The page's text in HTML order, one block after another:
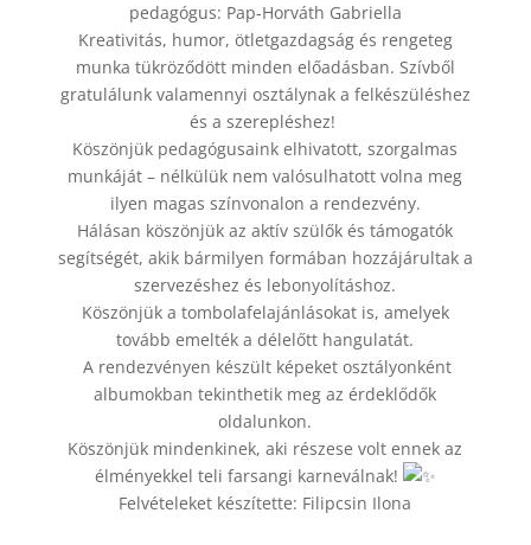
pedagógus: Pap-Horváth Gabriella
Kreativitás, humor, ötletgazdagság és rengeteg
munka tükröződött minden előadásban. Szívből
gratulálunk valamennyi osztálynak a felkészüléshez
és a szerepléshez!
Köszönjük pedagógusaink elhivatott, szorgalmas
munkáját – nélkülük nem valósulhatott volna meg
ilyen magas színvonalon a rendezvény.
Hálásan köszönjük az aktív szülők és támogatók
segítségét, akik bármilyen formában hozzájárultak a
szervezéshez és lebonyolításhoz.
Köszönjük a tombolafelajánlásokat is, amelyek
tovább emelték a délelőtt hangulatát.
A rendezvényen készült képeket osztályonként
albumokban tekinthetik meg az érdeklődők
oldalunkon.
Köszönjük mindenkinek, aki részese volt ennek az
élményekkel teli farsangi karneválnak!
Felvételeket készítette: Filipcsin Ilona